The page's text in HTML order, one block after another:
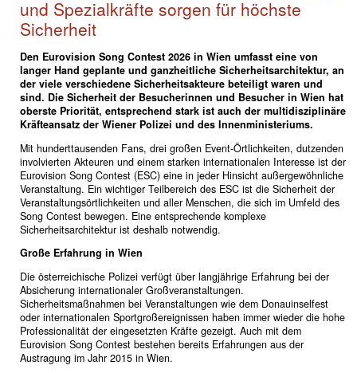
und Spezialkräfte sorgen für höchste
Sicherheit
Den Eurovision Song Contest 2026 in Wien umfasst eine von
langer Hand geplante und ganzheitliche Sicherheitsarchitektur, an
der viele verschiedene Sicherheitsakteure beteiligt waren und
sind. Die Sicherheit der Besucherinnen und Besucher in Wien hat
oberste Priorität, entsprechend stark ist auch der multidisziplinäre
Kräfteansatz der Wiener Polizei und des Innenministeriums.
Mit hunderttausenden Fans, drei großen Event-Örtlichkeiten, dutzenden
involvierten Akteuren und einem starken internationalen Interesse ist der
Eurovision Song Contest (ESC) eine in jeder Hinsicht außergewöhnliche
Veranstaltung. Ein wichtiger Teilbereich des ESC ist die Sicherheit der
Veranstaltungsörtlichkeiten und aller Menschen, die sich im Umfeld des
Song Contest bewegen. Eine entsprechende komplexe
Sicherheitsarchitektur ist deshalb notwendig.
Große Erfahrung in Wien
Die österreichische Polizei verfügt über langjährige Erfahrung bei der
Absicherung internationaler Großveranstaltungen.
Sicherheitsmaßnahmen bei Veranstaltungen wie dem Donauinselfest
oder internationalen Sportgroßereignissen haben immer wieder die hohe
Professionalität der eingesetzten Kräfte gezeigt. Auch mit dem
Eurovision Song Contest bestehen bereits Erfahrungen aus der
Austragung im Jahr 2015 in Wien.